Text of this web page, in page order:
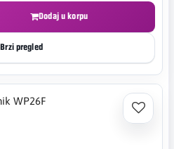
Dodaj u korpu
Brzi pregled